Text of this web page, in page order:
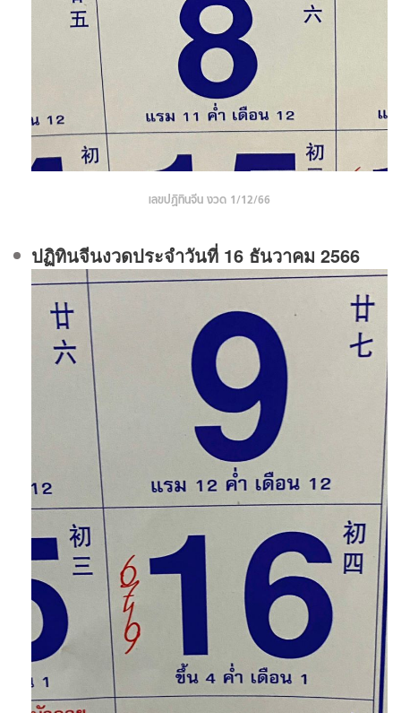
เลขปฏิทินจีน งวด 1/12/66
ปฏิทินจีนงวดประจําวันที่ 16 ธันวาคม 2566